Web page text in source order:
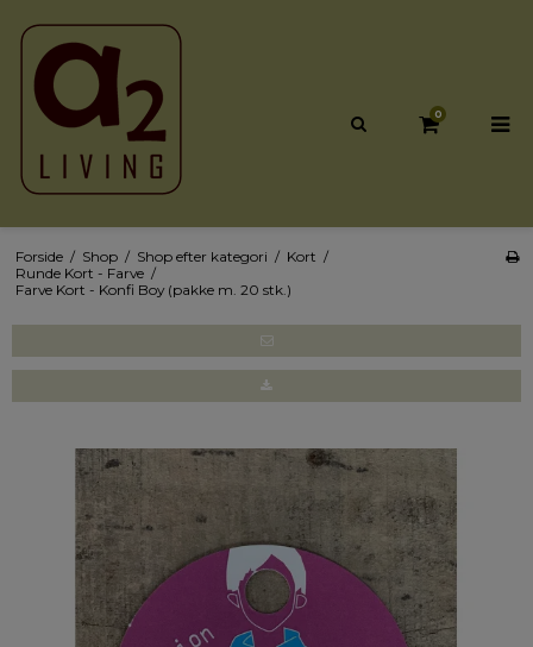
0
Forside / Shop / Shop efter kategori / Kort /
Runde Kort - Farve /
Farve Kort - Konfi Boy (pakke m. 20 stk.)